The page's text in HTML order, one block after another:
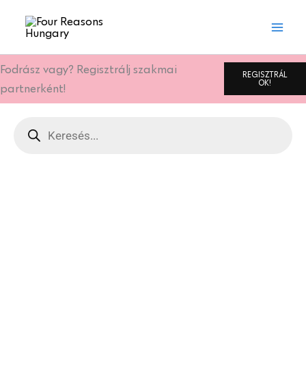
Fodrász vagy? Regisztrálj szakmai
partnerként!
REGISZTRÁL
OK!
search